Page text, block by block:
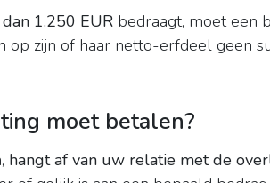
1.250 EUR bedraagt, moet een
op zijn of haar netto-erfdeel geen
moet betalen?
hangt af van uw relatie met de